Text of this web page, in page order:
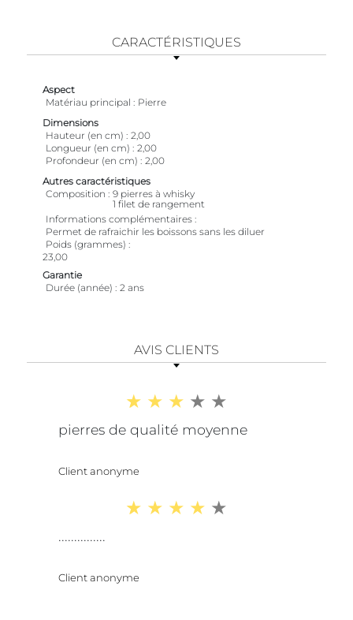
CARACTÉRISTIQUES
Aspect
Matériau principal
Pierre
Dimensions
Hauteur (en cm)
2,00
Longueur (en cm)
2,00
Profondeur (en cm)
2,00
Autres caractéristiques
Composition
9 pierres à whisky
1 filet de rangement
Informations complémentaires
Permet de rafraichir les boissons sans les diluer
Poids (grammes)
23,00
Garantie
Durée (année)
2 ans
AVIS CLIENTS
pierres de qualité moyenne
Client anonyme
...............
Client anonyme